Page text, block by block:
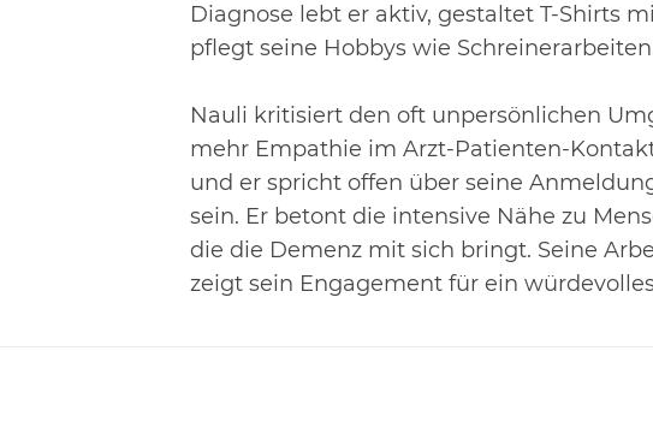
Diagnose lebt er aktiv, gestaltet T-Shirts
pflegt seine Hobbys wie
Nauli kritisiert den oft unpersönlichen
mehr Empathie im Arzt-Patienten-
und er spricht offen über seine
sein. Er betont die intensive Nähe zu
die die Demenz mit sich bringt. Seine
zeigt sein Engagement für ein